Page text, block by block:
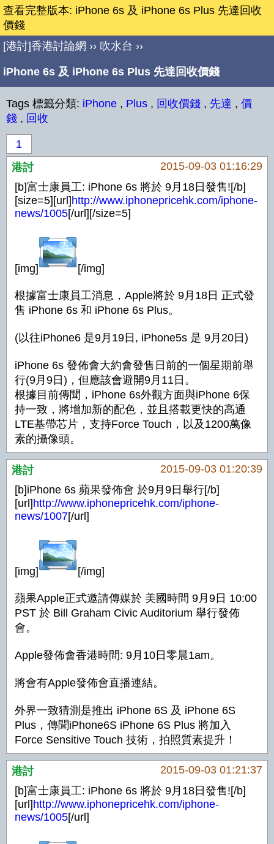
查看完整版本: iPhone 6s 及 iPhone 6s Plus 先達回收
價錢
[港討]香港討論網 ›› 吹水台 ››
iPhone 6s 及 iPhone 6s Plus 先達回收價錢
Tags 標籤分類: iPhone , Plus , 回收價錢 , 先達 , 價
錢 , 回收
1
港討
2015-09-03 01:16:29
[b]富士康員工: iPhone 6s 將於 9月18日發售![/b]
[size=5][url] http://www.iphonepricehk.com/iphone-
news/1005[/url][/size=5]
[img] [/img]
根據富士康員工消息，Apple將於 9月18日 正式發
售 iPhone 6s 和 iPhone 6s Plus。
(以往iPhone6 是9月19日, iPhone5s 是 9月20日)
iPhone 6s 發佈會大約會發售日前的一個星期前舉
行(9月9日)，但應該會避開9月11日。
根據目前傳聞，iPhone 6s外觀方面與iPhone 6保
持一致，將增加新的配色，並且搭載更快的高通
LTE基帶芯片，支持Force Touch，以及1200萬像
素的攝像頭。
港討
2015-09-03 01:20:39
[b]iPhone 6s 蘋果發佈會 於9月9日舉行[/b]
[url] http://www.iphonepricehk.com/iphone-
news/1007[/url]
[img] [/img]
蘋果Apple正式邀請傳媒於 美國時間 9月9日 10:00
PST 於 Bill Graham Civic Auditorium 舉行發佈
會。
Apple發佈會香港時間: 9月10日零晨1am。
將會有Apple發佈會直播連結。
外界一致猜測是推出 iPhone 6S 及 iPhone 6S
Plus，傳聞iPhone6S iPhone 6S Plus 將加入
Force Sensitive Touch 技術，拍照質素提升！
港討
2015-09-03 01:21:37
[b]富士康員工: iPhone 6s 將於 9月18日發售![/b]
[url] http://www.iphonepricehk.com/iphone-
news/1005[/url]